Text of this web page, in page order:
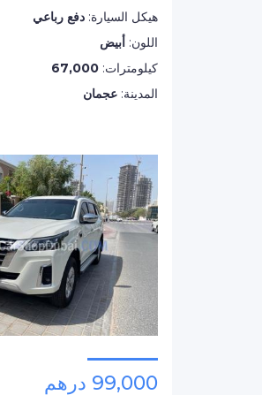
هيكل السيارة: دفع رباعي
اللون: أبيض
كيلومترات: 67,000
المدينة: عجمان
99,000 درهم